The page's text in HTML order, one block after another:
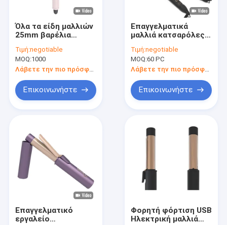
Όλα τα είδη μαλλιών
25mm βαρέλια
ρολάρια μαλλιών με
κεραμικές
επιχρισμένες
πλάκες
Τιμή:negotiable
MOQ:1000
Λάβετε την πιο πρόσφατη τιμή
Επικοινωνήστε
Επαγγελματικά
μαλλιά κατσαρόλες
επίστρωση PTC
Ηλεκτρική θέρμανση
Φορητό 25mm 32mm
38mm
Τιμή:negotiable
MOQ:60 PC
Επικοινωνήστε
Επαγγελματικό
εργαλείο
Φορητή φόρτιση USB
Ηλεκτρική μαλλιά